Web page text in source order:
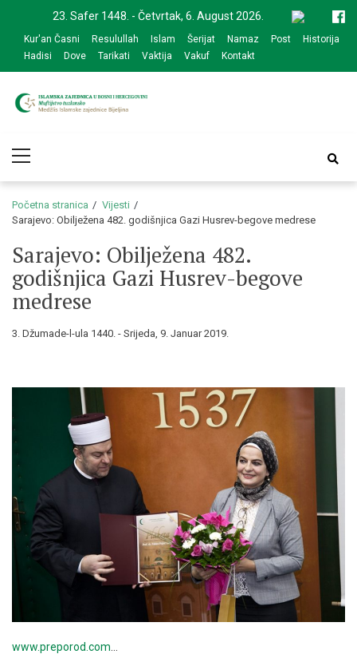
navigation
content
23. Safer 1448. - Četvrtak, 6. August 2026.
Kur'an Časni Resulullah Islam Šerijat Namaz Post
Historija
Hadisi
Dove Tarikati Vaktija Vakuf Kontakt
zajednice Bijeljina
Menu
Početna stranica
Vijesti
Sarajevo: Obilježena 482. godišnjica Gazi Husrev-begove medrese
Sarajevo: Obilježena 482.
godišnjica Gazi Husrev-begove
medrese
3. Džumade-l-ula 1440. - Srijeda, 9. Januar 2019.
www.preporod.com